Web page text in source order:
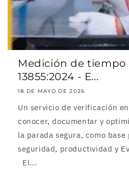
Medición de tiempo
13855:2024 - E...
18 DE MAYO DE 2026
Un servicio de verificación
conocer, documentar y
la parada segura, como
seguridad, productividad y
El...